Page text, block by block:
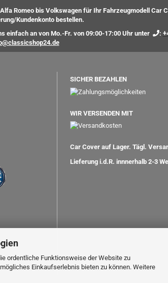
ordentliche Funktionsweise der Website zu
Einkaufserlebnis bieten zu können. Weitere
Romeo bis Volkswagen für Ihr Fahrzeugmodell Car
Kundenkonto bestellen.
einfach an von Mo.-Fr. von 09:00-17:00 Uhr unter
:
SICHER BEZAHLEN
WIR VERSENDEN MIT
Car Cover auf Lager. Tägl.
Lieferung i.d.R. innnerhalb 2-3